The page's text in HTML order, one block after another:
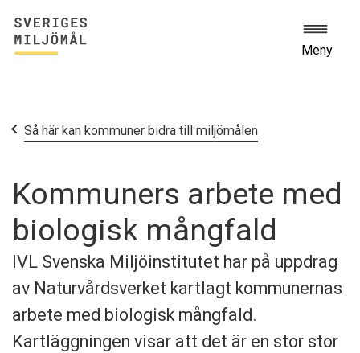
Meny
Start
Stöd och råd i miljöarbetet
Så här kan kommuner bidra till miljömålen
Kommuners arbete med
biologisk mångfald
IVL Svenska Miljöinstitutet har på uppdrag
av Naturvårdsverket kartlagt kommunernas
arbete med biologisk mångfald.
Kartläggningen visar att det är en stor stor